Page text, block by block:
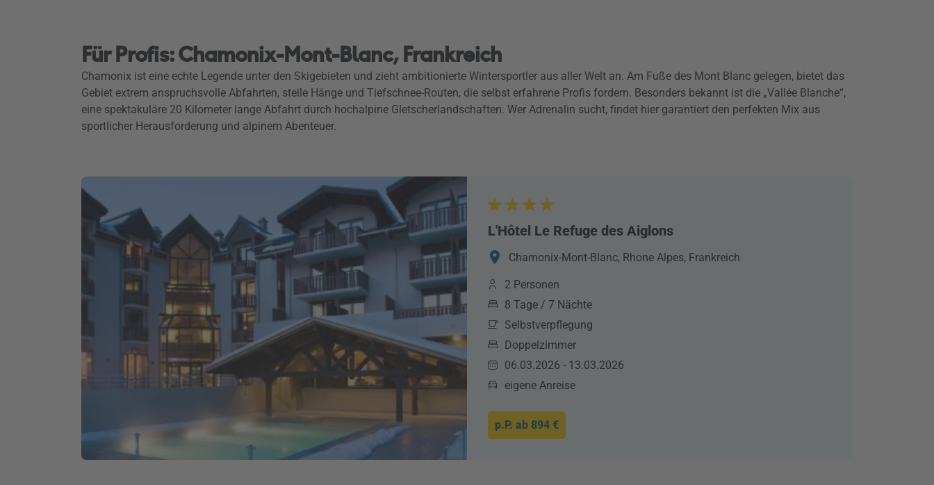
Für Profis: Chamonix-Mont-Blanc, Frankreich
Chamonix ist eine echte Legende unter den Skigebieten und zieht ambitionierte Wintersportler aus aller Welt an. Am Fuße des Mont Blanc gelegen, bietet das
Gebiet extrem anspruchsvolle Abfahrten, steile Hänge und Tiefschnee-Routen, die selbst erfahrene Profis fordern. Besonders bekannt ist die „Vallée Blanche“,
eine spektakuläre 20 Kilometer lange Abfahrt durch hochalpine Gletscherlandschaften. Wer Adrenalin sucht, findet hier garantiert den perfekten Mix aus
sportlicher Herausforderung und alpinem Abenteuer.
L'Hôtel Le Refuge des Aiglons
Chamonix-Mont-Blanc, Rhone Alpes, Frankreich
2 Personen
8 Tage / 7 Nächte
Selbstverpflegung
Doppelzimmer
06.03.2026 - 13.03.2026
eigene Anreise
p.P. ab 894 €